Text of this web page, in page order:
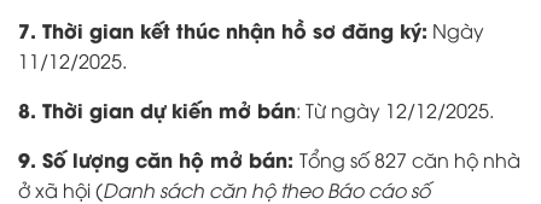
7. Thời gian kết thúc nhận hồ sơ đăng ký: Ngày
11/12/2025.
8. Thời gian dự kiến mở bán: Từ ngày 12/12/2025.
9. Số lượng căn hộ mở bán: Tổng số 827 căn hộ nhà
ở xã hội (Danh sách căn hộ theo Báo cáo số